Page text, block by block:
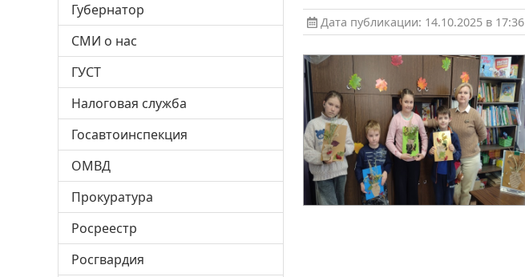
Губернатор
СМИ о нас
ГУСТ
Налоговая служба
Госавтоинспекция
ОМВД
Прокуратура
Росреестр
Росгвардия
Дата публикации: 14.10.2025 в 17:36